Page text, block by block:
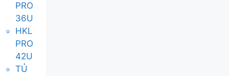
PRO
36U
HKL
PRO
42U
TỦ